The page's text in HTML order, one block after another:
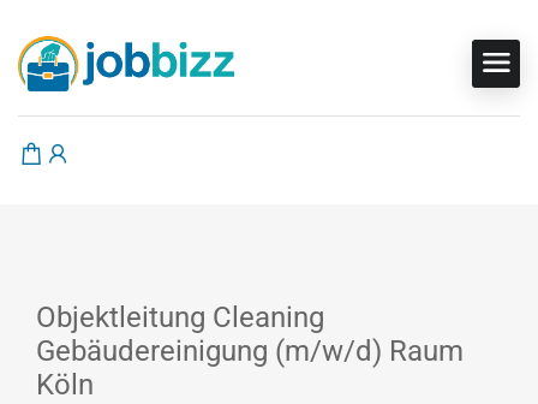
Objektleitung Cleaning
Gebäudereinigung (m/w/d) Raum
Köln